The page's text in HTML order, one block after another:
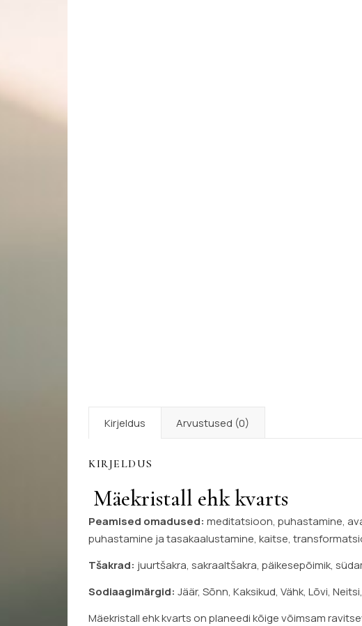
Kirjeldus Arvustused (0)
KIRJELDUS
Mäekristall ehk kvarts
Peamised omadused: meditatsioon, puhastamine,
puhastamine ja tasakaalustamine, kaitse,
Tšakrad: juurtšakra, sakraaltšakra, päikesepõimik,
Sodiaagimärgid: Jäär, Sõnn, Kaksikud, Vähk, Lõvi,
Mäekristall ehk kvarts on planeedi kõige võimsam